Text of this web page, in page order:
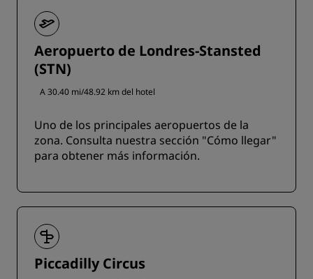
Aeropuerto de Londres-Stansted
(STN)
A 30.40 mi/48.92 km del hotel
Uno de los principales aeropuertos de la
zona. Consulta nuestra sección "Cómo llegar"
para obtener más información.
Piccadilly Circus